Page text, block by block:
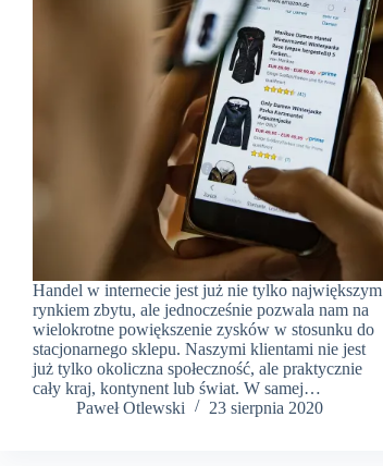
Handel w internecie jest już nie tylko największym
rynkiem zbytu, ale jednocześnie pozwala nam na
wielokrotne powiększenie zysków w stosunku do
stacjonarnego sklepu. Naszymi klientami nie jest
już tylko okoliczna społeczność, ale praktycznie
cały kraj, kontynent lub świat. W samej…
Paweł Otlewski
23 sierpnia 2020